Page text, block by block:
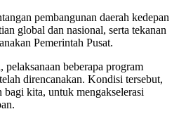
pembangunan daerah kedepan
global dan nasional, serta tekanan
Pemerintah Pusat.
beberapa program
direncanakan. Kondisi tersebut,
bagi kita, untuk mengakselerasi